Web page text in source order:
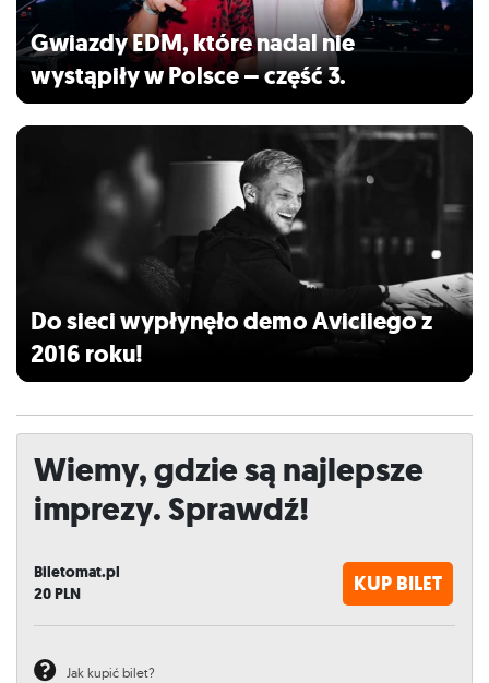
Gwiazdy EDM, które nadal nie
wystąpiły w Polsce – część 3.
Do sieci wypłynęło demo Aviciiego z
2016 roku!
Wiemy, gdzie są najlepsze
imprezy. Sprawdź!
Biletomat.pl
20PLN KUP BILET
Jak kupić bilet?